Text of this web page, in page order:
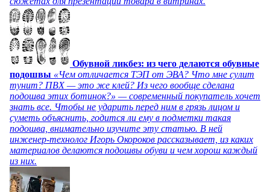
Обувной ликбез: из чего делаются обувные
подошвы «Чем отличается ТЭП от ЭВА? Что мне сулит
тунит? ПВХ — это же клей? Из чего вообще сделана
подошва этих ботинок?» — современный покупатель хочет
знать все. Чтобы не ударить перед ним в грязь лицом и
суметь объяснить, годится ли ему в подметки такая
подошва, внимательно изучите эту статью. В ней
инженер-технолог Игорь Окороков рассказывает, из каких
материалов делаются подошвы обуви и чем хорош каждый
из них.